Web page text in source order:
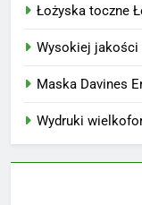
Łożyska toczne
Wysokiej jakości
Maska Davines
Wydruki